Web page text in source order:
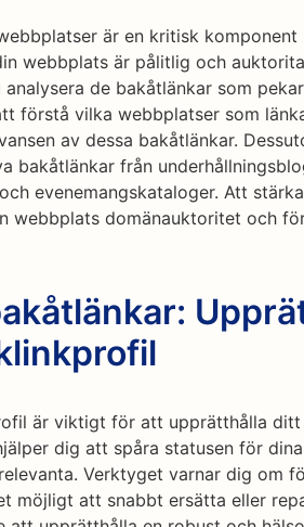
är en kritisk komponent
webbplats är pålitlig och
de bakåtlänkar som
förstå vilka webbplatser som
av dessa bakåtlänkar.
bakåtlänkar från
evenemangskataloger. Att
webbplats domänauktoritet och
är viktigt för att upprätthålla
dig att spåra statusen för
Verktyget varnar dig om
möjligt att snabbt ersätta eller